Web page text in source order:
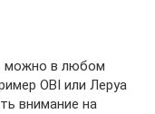
можно в любом
OBI или Леруа
внимание на